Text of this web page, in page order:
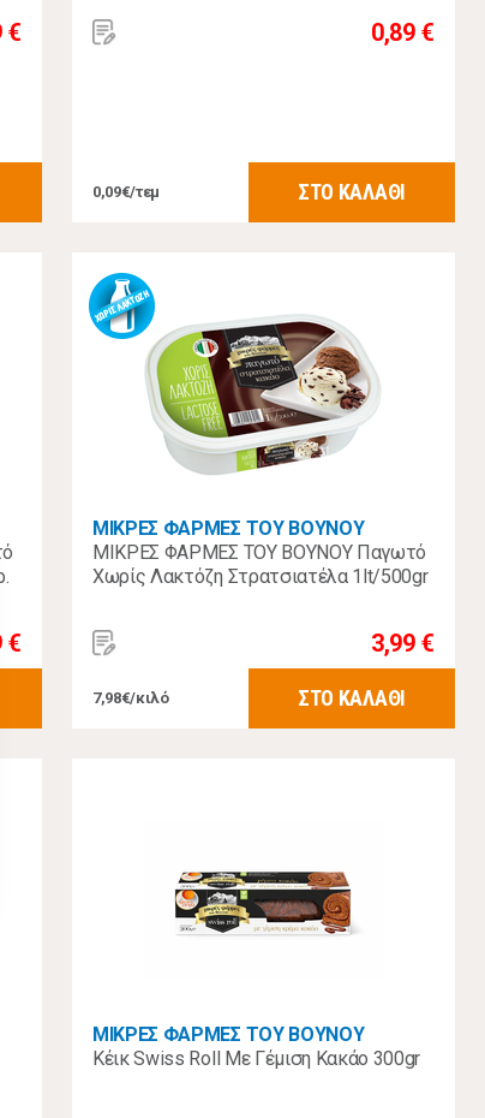
€ 0,89 €
0,09€/τεμ ΣΤΟ ΚΑΛΑΘΙ
€
ΜΙΚΡΕΣ ΦΑΡΜΕΣ ΤΟΥ ΒΟΥΝΟΥ
ΜΙΚΡΕΣ ΦΑΡΜΕΣ ΤΟΥ ΒΟΥΝΟΥ Παγωτό
Χωρίς Λακτόζη Στρατσιατέλα 1lt/500gr
3,99 €
7,98€/κιλό ΣΤΟ ΚΑΛΑΘΙ
ΜΙΚΡΕΣ ΦΑΡΜΕΣ ΤΟΥ ΒΟΥΝΟΥ
Κέικ Swiss Roll Με Γέμιση Κακάο 300gr